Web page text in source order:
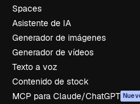
Spaces
Asistente de IA
Generador de imágenes
Generador de vídeos
Texto a voz
Contenido de stock
MCP para Claude/ChatGPT